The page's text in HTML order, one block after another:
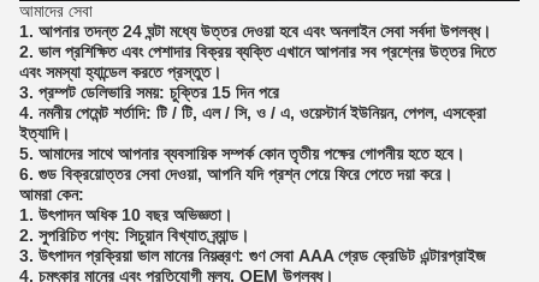
আমাদের সেবা
1. আপনার তদন্ত 24 ঘন্টা মধ্যে উত্তর দেওয়া হবে এবং অনলাইন সেবা সর্বদা উপলব্ধ।
2. ভাল প্রশিক্ষিত এবং পেশাদার বিক্রয় ব্যক্তি এখানে আপনার সব প্রশ্নের উত্তর দিতে
এবং সমস্যা হ্যান্ডেল করতে প্রস্তুত।
3. প্রম্পট ডেলিভারি সময়: চুক্তির 15 দিন পরে
4. নমনীয় পেমেন্ট শর্তাদি: টি / টি, এল / সি, ও / এ, ওয়েস্টার্ন ইউনিয়ন, পেপল, এসক্রো
ইত্যাদি।
5. আমাদের সাথে আপনার ব্যবসায়িক সম্পর্ক কোন তৃতীয় পক্ষের গোপনীয় হতে হবে।
6. গুড বিক্রয়োত্তর সেবা দেওয়া, আপনি যদি প্রশ্ন পেয়ে ফিরে পেতে দয়া করে।
আমরা কেন:
1. উৎপাদন অধিক 10 বছর অভিজ্ঞতা।
2. সুপরিচিত পণ্য: সিচুয়ান বিখ্যাত ব্র্যান্ড।
3. উৎপাদন প্রক্রিয়া ভাল মানের নিয়ন্ত্রণ: গুণ সেবা AAA গ্রেড ক্রেডিট এন্টারপ্রাইজ
4. চমৎকার মানের এবং প্রতিযোগী মূল্য, OEM উপলব্ধ।